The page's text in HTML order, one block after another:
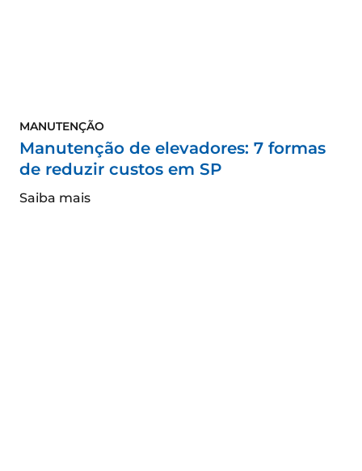
MANUTENÇÃO
Manutenção de elevadores: 7 formas
de reduzir custos em SP
Saiba mais